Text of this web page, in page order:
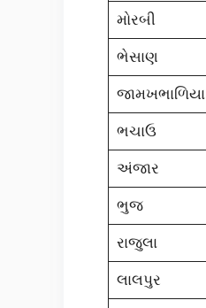
મોરબી
ભેસાણ
જામખભાળિયા
ભચાઉ
અંજાર
ભુજ
રાજુલા
લાલપુર